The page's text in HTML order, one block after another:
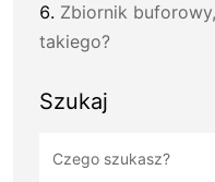
Zbiornik
takiego?
Szukaj